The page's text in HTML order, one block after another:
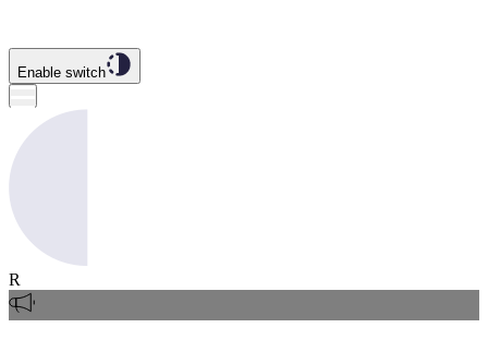
Enable switch
R